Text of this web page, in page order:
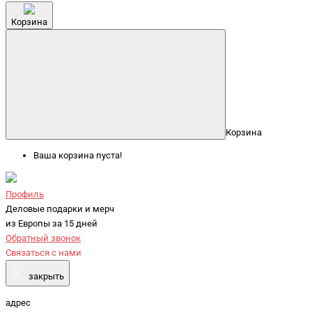
Корзина
Корзина
Ваша корзина пуста!
Профиль
Деловые подарки и мерч
из Европы за 15 дней
Обратный звонок
Связаться с нами
закрыть
адрес